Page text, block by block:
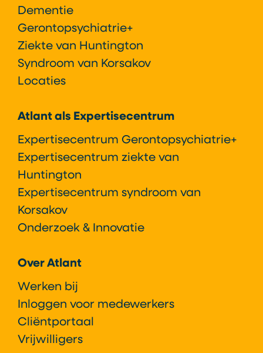
Dementie
Gerontopsychiatrie+
Ziekte van Huntington
Syndroom van Korsakov
Locaties
Atlant als Expertisecentrum
Expertisecentrum Gerontopsychiatrie+
Expertisecentrum ziekte van
Huntington
Expertisecentrum syndroom van
Korsakov
Onderzoek & Innovatie
Over Atlant
Werken bij
Inloggen voor medewerkers
Cliëntportaal
Vrijwilligers